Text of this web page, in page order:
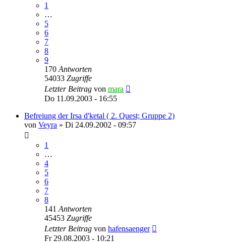
1
…
5
6
7
8
9
170 Antworten
54033 Zugriffe
Letzter Beitrag von mara
Do 11.09.2003 - 16:55
Befreiung der Irsa d'ketal ( 2. Quest; Gruppe 2)
von Veyra » Di 24.09.2002 - 09:57
1
…
4
5
6
7
8
141 Antworten
45453 Zugriffe
Letzter Beitrag von hafensaenger
Fr 29.08.2003 - 10:21